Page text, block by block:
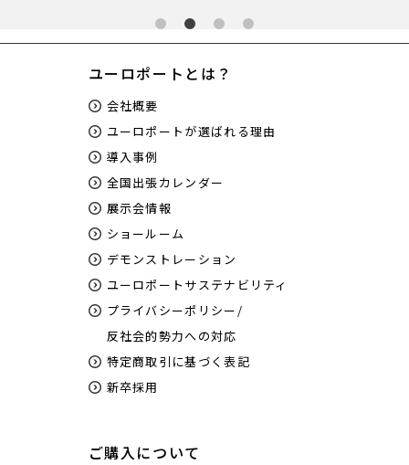
ユーロポートとは？
会社概要
ユーロポートが選ばれる理由
導入事例
全国出張カレンダー
展示会情報
ショールーム
デモンストレーション
ユーロポートサステナビリティ
プライバシーポリシー/
反社会的勢力への対応
特定商取引に基づく表記
新卒採用
ご購入について